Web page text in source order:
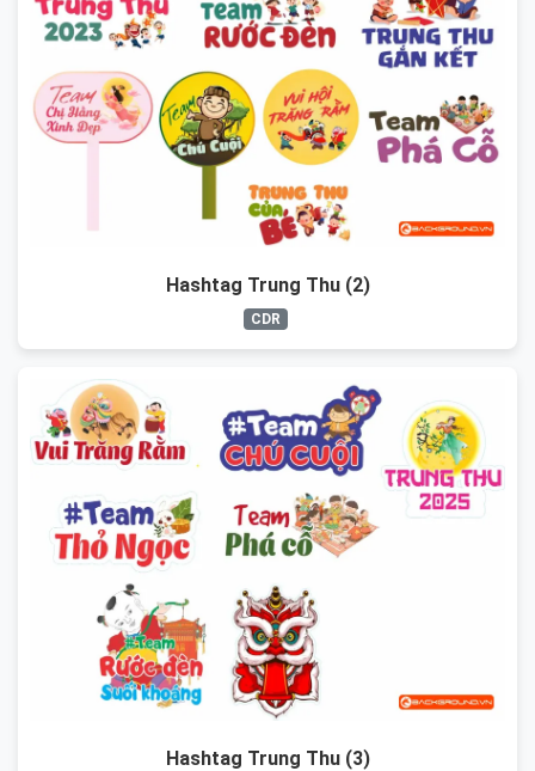
Hashtag Trung Thu (2)
CDR
Hashtag Trung Thu (3)